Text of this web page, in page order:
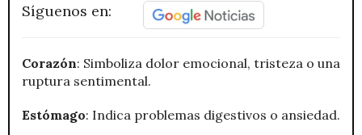
Síguenos en:
Corazón: Simboliza dolor emocional, tristeza o una
ruptura sentimental.
Estómago: Indica problemas digestivos o ansiedad.